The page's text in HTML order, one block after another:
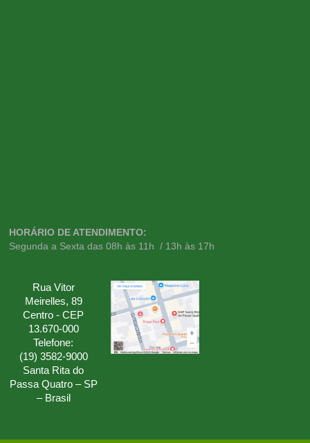
HORÁRIO DE ATENDIMENTO:
Segunda a Sexta das 08h às 11h / 13h às 17h
Rua Vitor
Meirelles, 89
Centro - CEP
13.670-000
Telefone:
(19) 3582-9000
Santa Rita do
Passa Quatro – SP
– Brasil